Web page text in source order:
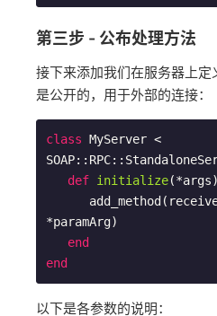
第三步 - 公布处理方法
接下来添加我们在服务器上
是公开的，用于外部的连接：
class MyServer <
SOAP::RPC::
def initialize(*args)
*paramArg)
end
end
以下是各参数的说明：